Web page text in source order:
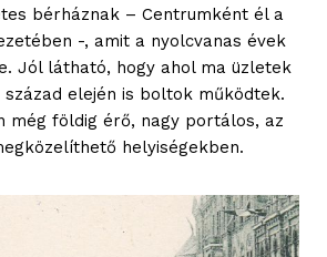
bérháznak – Centrumként él a
-, amit a nyolcvanas évek
Jól látható, hogy ahol ma üzletek
század elején is boltok működtek.
még földig érő, nagy portálos, az
helyiségekben.